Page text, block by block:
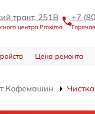
тракт, 251В
центра Proxima
+7
Цена ремонта
Кофемашин